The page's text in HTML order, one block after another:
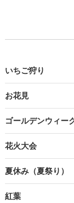
いちご狩り
お花見
ゴールデンウィー
花火大会
夏休み（夏祭り）
紅葉